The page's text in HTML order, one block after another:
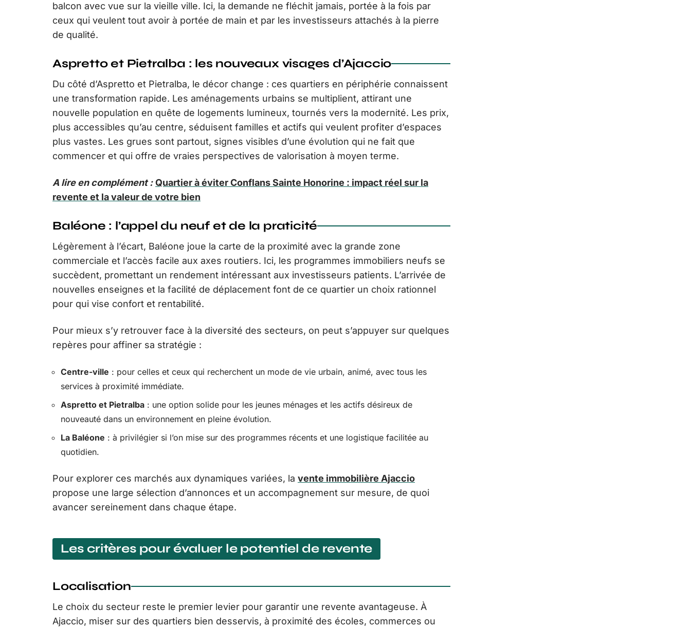
balcon avec vue sur la vieille ville. Ici, la demande ne fléchit jamais, portée à la fois par
ceux qui veulent tout avoir à portée de main et par les investisseurs attachés à la pierre
de qualité.
Aspretto et Pietralba : les nouveaux visages d’Ajaccio
Du côté d’Aspretto et Pietralba, le décor change : ces quartiers en périphérie connaissent
une transformation rapide. Les aménagements urbains se multiplient, attirant une
nouvelle population en quête de logements lumineux, tournés vers la modernité. Les prix,
plus accessibles qu’au centre, séduisent familles et actifs qui veulent profiter d’espaces
plus vastes. Les grues sont partout, signes visibles d’une évolution qui ne fait que
commencer et qui offre de vraies perspectives de valorisation à moyen terme.
A lire en complément : Quartier à éviter Conflans Sainte Honorine : impact réel sur la
revente et la valeur de votre bien
Baléone : l’appel du neuf et de la praticité
Légèrement à l’écart, Baléone joue la carte de la proximité avec la grande zone
commerciale et l’accès facile aux axes routiers. Ici, les programmes immobiliers neufs se
succèdent, promettant un rendement intéressant aux investisseurs patients. L’arrivée de
nouvelles enseignes et la facilité de déplacement font de ce quartier un choix rationnel
pour qui vise confort et rentabilité.
Pour mieux s’y retrouver face à la diversité des secteurs, on peut s’appuyer sur quelques
repères pour affiner sa stratégie :
Centre-ville : pour celles et ceux qui recherchent un mode de vie urbain, animé, avec tous les
services à proximité immédiate.
Aspretto et Pietralba : une option solide pour les jeunes ménages et les actifs désireux de
nouveauté dans un environnement en pleine évolution.
La Baléone : à privilégier si l’on mise sur des programmes récents et une logistique facilitée au
quotidien.
Pour explorer ces marchés aux dynamiques variées, la vente immobilière Ajaccio
propose une large sélection d’annonces et un accompagnement sur mesure, de quoi
avancer sereinement dans chaque étape.
Les critères pour évaluer le potentiel de revente
Localisation
Le choix du secteur reste le premier levier pour garantir une revente avantageuse. À
Ajaccio, miser sur des quartiers bien desservis, à proximité des écoles, commerces ou